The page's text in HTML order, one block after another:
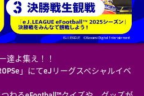
達よ集え！！
」にてeJリーグスペシャルイベ